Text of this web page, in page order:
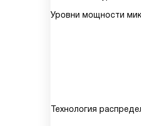
Уровни мощности
Технология